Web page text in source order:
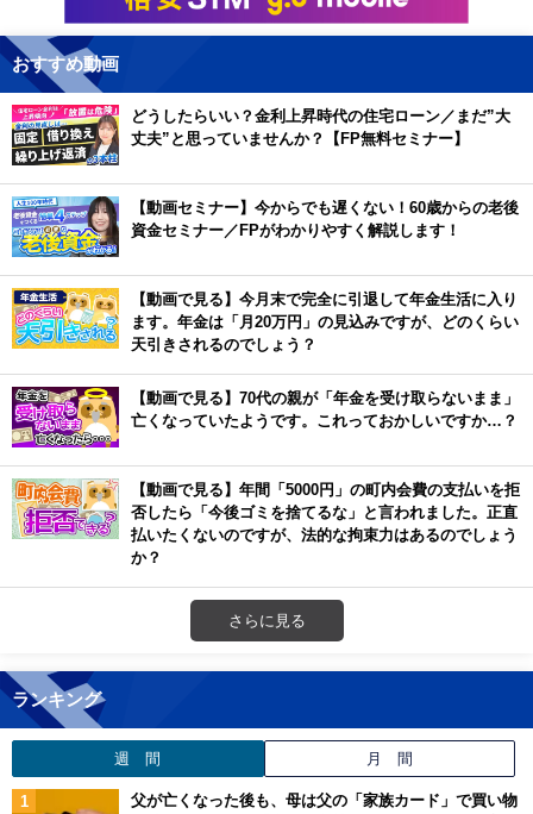
おすすめ動画
どうしたらいい？金利上昇時代の住宅ローン／まだ”大
丈夫”と思っていませんか？【FP無料セミナー】
【動画セミナー】今からでも遅くない！60歳からの老後
資金セミナー／FPがわかりやすく解説します！
【動画で見る】今月末で完全に引退して年金生活に入り
ます。年金は「月20万円」の見込みですが、どのくらい
天引きされるのでしょう？
【動画で見る】70代の親が「年金を受け取らないまま」
亡くなっていたようです。これっておかしいですか…？
【動画で見る】年間「5000円」の町内会費の支払いを拒
否したら「今後ゴミを捨てるな」と言われました。正直
払いたくないのですが、法的な拘束力はあるのでしょう
か？
さらに見る
ランキング
週 間 月 間
父が亡くなった後も、母は父の「家族カード」で買い物